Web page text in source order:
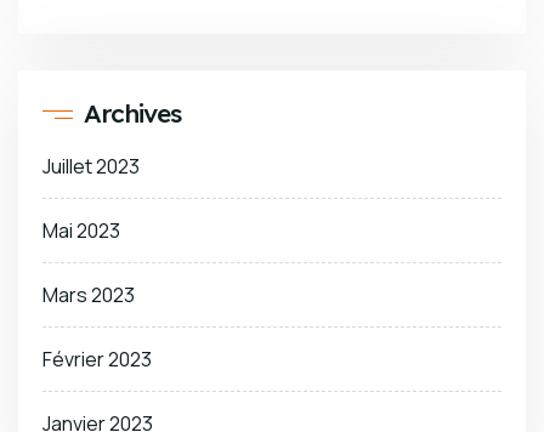
Archives
Juillet 2023
Mai 2023
Mars 2023
Février 2023
Janvier 2023